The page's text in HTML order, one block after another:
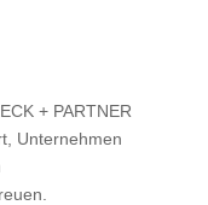
+ PARTNER
Unternehmen